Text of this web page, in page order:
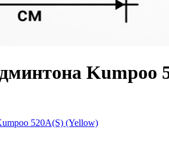
Kumpoo
520A(S) (Yellow)